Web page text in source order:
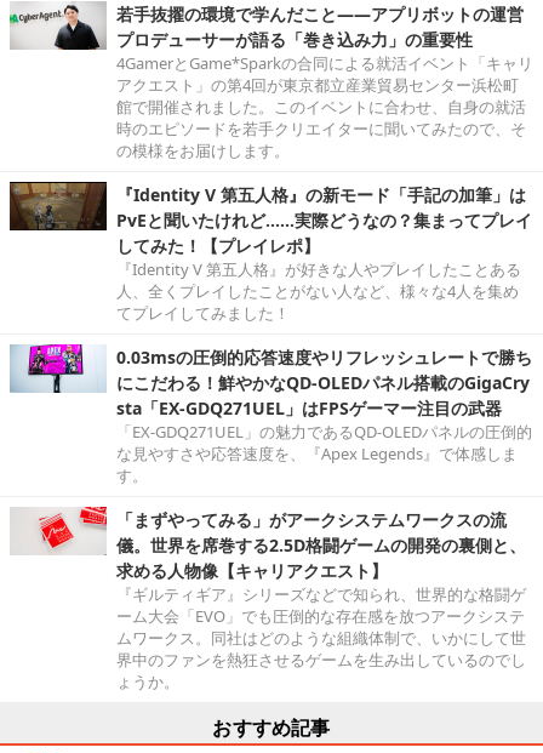
若手抜擢の環境で学んだこと――アプリボットの運営
プロデューサーが語る「巻き込み力」の重要性
4GamerとGame*Sparkの合同による就活イベント「キャリ
アクエスト」の第4回が東京都立産業貿易センター浜松町
館で開催されました。このイベントに合わせ、自身の就活
時のエピソードを若手クリエイターに聞いてみたので、そ
の模様をお届けします。
『Identity V 第五人格』の新モード「手記の加筆」は
PvEと聞いたけれど……実際どうなの？集まってプレイ
してみた！【プレイレポ】
『Identity V 第五人格』が好きな人やプレイしたことある
人、全くプレイしたことがない人など、様々な4人を集め
てプレイしてみました！
0.03msの圧倒的応答速度やリフレッシュレートで勝ち
にこだわる！鮮やかなQD-OLEDパネル搭載のGigaCry
sta「EX-GDQ271UEL」はFPSゲーマー注目の武器
「EX-GDQ271UEL」の魅力であるQD-OLEDパネルの圧倒的
な見やすさや応答速度を、『Apex Legends』で体感しま
す。
「まずやってみる」がアークシステムワークスの流
儀。世界を席巻する2.5D格闘ゲームの開発の裏側と、
求める人物像【キャリアクエスト】
『ギルティギア』シリーズなどで知られ、世界的な格闘ゲ
ーム大会「EVO」でも圧倒的な存在感を放つアークシステ
ムワークス。同社はどのような組織体制で、いかにして世
界中のファンを熱狂させるゲームを生み出しているのでし
ょうか。
おすすめ記事